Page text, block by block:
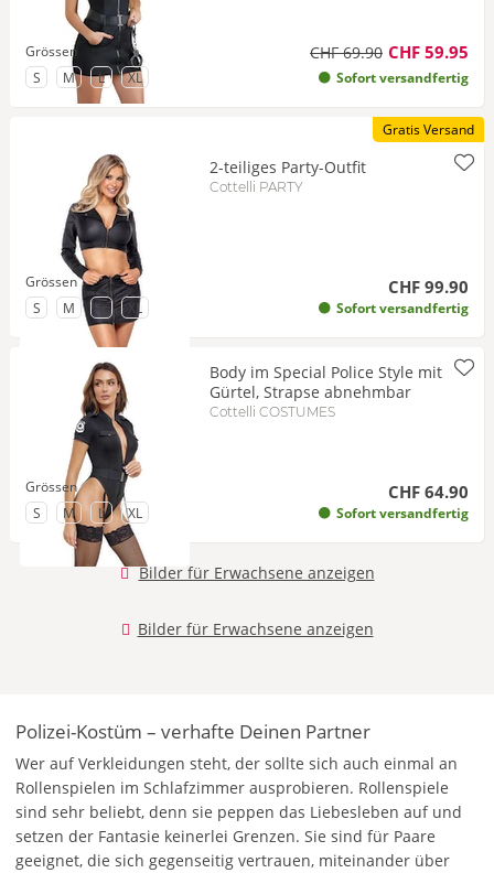
CHF 69.90 CHF 59.95
Sofort versandfertig
Grössen
zu Grösse
S zu Grösse
M zu Grösse
L zu Grösse
XL
Gratis Versand
2-teiliges Party-Outfit
Cottelli PARTY
CHF 99.90
Sofort versandfertig
Grössen
zu Grösse
S zu Grösse
M zu Grösse
L zu Grösse
XL
Body im Special Police Style mit
Gürtel, Strapse abnehmbar
Cottelli COSTUMES
CHF 64.90
Sofort versandfertig
Grössen
zu Grösse
S zu Grösse
M zu Grösse
L zu Grösse
XL
Bilder für Erwachsene anzeigen
Bilder für Erwachsene anzeigen
Polizei-Kostüm – verhafte Deinen Partner
Wer auf Verkleidungen steht, der sollte sich auch einmal an
Rollenspielen im Schlafzimmer ausprobieren. Rollenspiele
sind sehr beliebt, denn sie peppen das Liebesleben auf und
setzen der Fantasie keinerlei Grenzen. Sie sind für Paare
geeignet, die sich gegenseitig vertrauen, miteinander über